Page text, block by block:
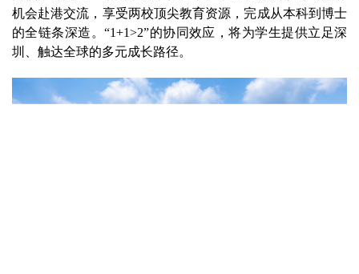
机会赴港交流，享受两校顶尖教育资源，完成从本科到博士
的全链条深造。“1+1>2”的协同效应，将为学生提供立足深
圳、触达全球的多元成长路径。